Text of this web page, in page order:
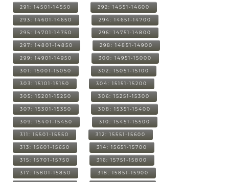
291: 14501-14550 292: 14551-14600
293: 14601-14650 294: 14651-14700
295: 14701-14750 296: 14751-14800
297: 14801-14850 298: 14851-14900
299: 14901-14950 300: 14951-15000
301: 15001-15050 302: 15051-15100
303: 15101-15150 304: 15151-15200
305: 15201-15250 306: 15251-15300
307: 15301-15350 308: 15351-15400
309: 15401-15450 310: 15451-15500
311: 15501-15550 312: 15551-15600
313: 15601-15650 314: 15651-15700
315: 15701-15750 316: 15751-15800
317: 15801-15850 318: 15851-15900